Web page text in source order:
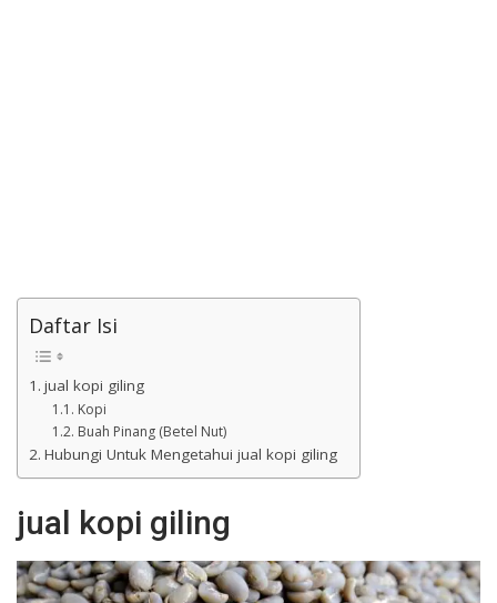
Daftar Isi
jual kopi giling
Kopi
Buah Pinang (Betel Nut)
Hubungi Untuk Mengetahui jual kopi giling
jual kopi giling